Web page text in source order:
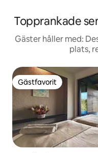
Topprankade
Gäster håller med:
plats,
Gästfavorit
Gästfavorit